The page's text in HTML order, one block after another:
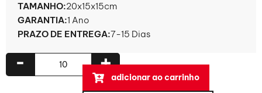
TAMANHO:20x15x15cm
GARANTIA:1 Ano
PRAZO DE ENTREGA:7-15 Dias
+
-
adicionar ao carrinho